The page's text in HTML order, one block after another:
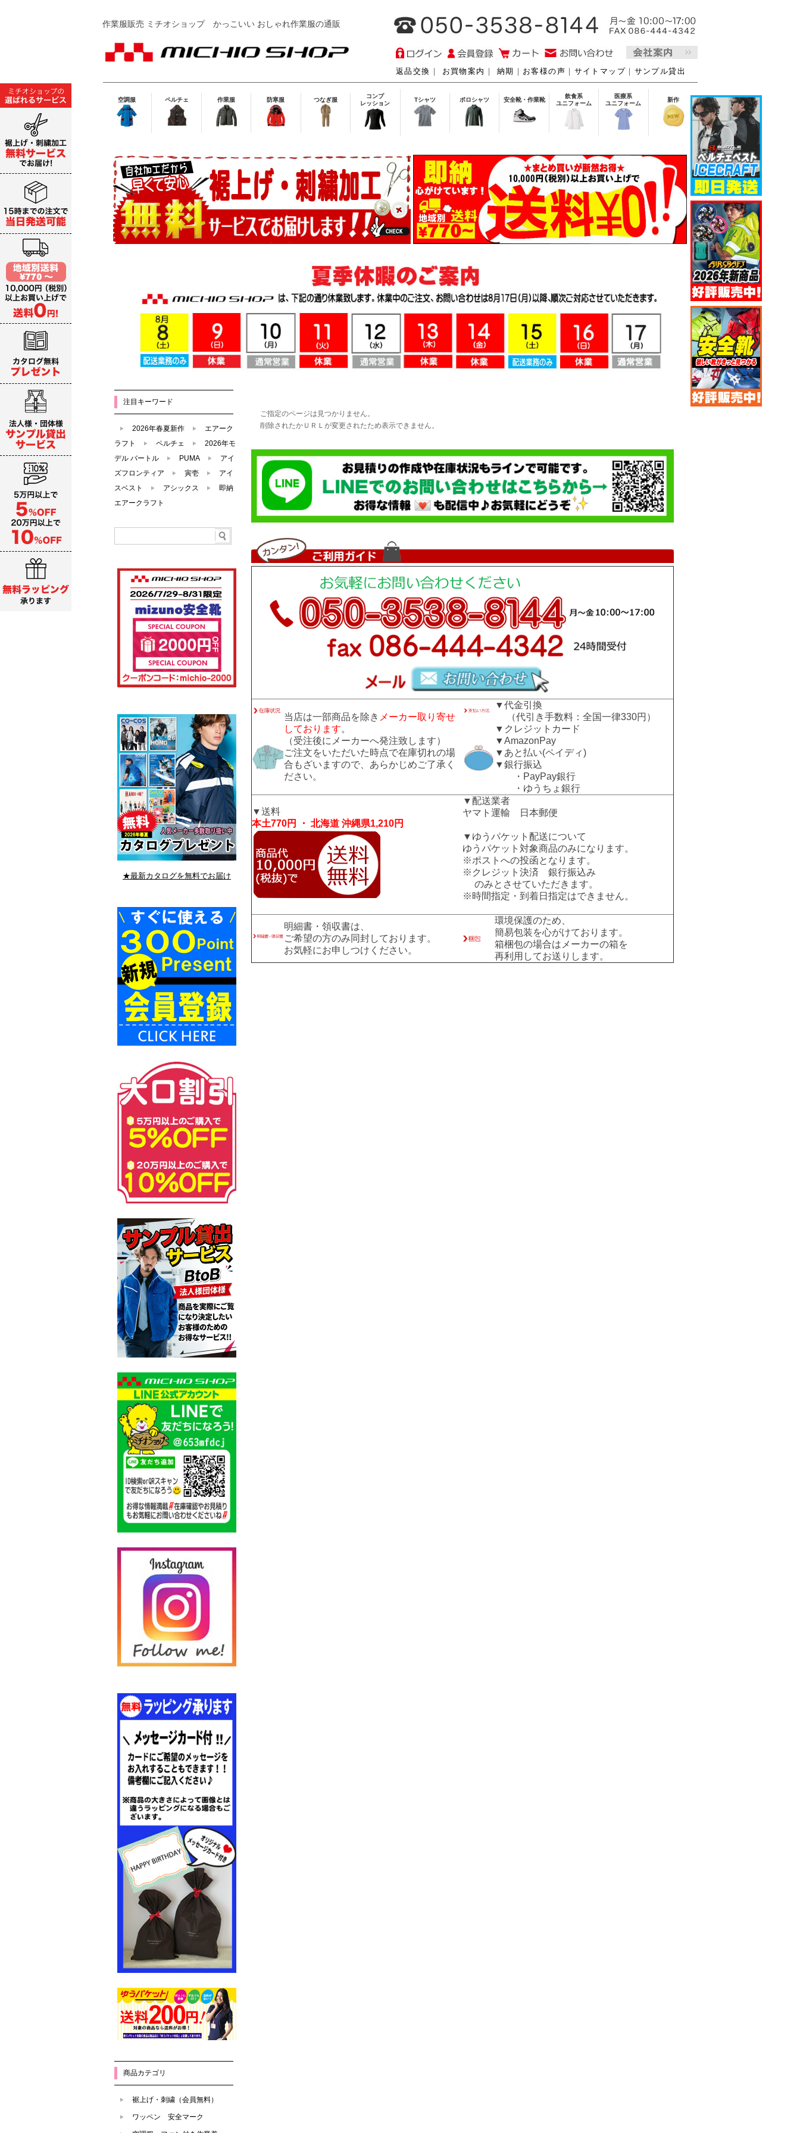
作業服販売 ミチオショップかっこいい おしゃれ作業服の通販
返品交換 ｜ お買物案内 ｜ 納期 ｜ お客様の声 ｜ サイトマップ ｜ サンプル貸出
空調服 ペルチェ 作業服 防寒服 つなぎ服
コンプ
レッション
Tシャツ ポロシャツ 安全靴・作業靴
飲食系
ユニフォーム
医療系
ユニフォーム
新作
ご指定のページは見つかりません。
削除されたかＵＲＬが変更されたため表示できません。
当店は一部商品を除き メーカー取り寄せ
しております。
（受注後にメーカーへ発注致します）
ご注文をいただいた時点で在庫切れの場
合もざいますので、あらかじめご了承く
ださい。
▼代金引換
（代引き手数料：全国一律330円）
▼クレジットカード
▼AmazonPay
▼あと払い(ペイディ)
▼銀行振込
・PayPay銀行
・ゆうちょ銀行
▼送料
本土770円 ・ 北海道 沖縄県1,210円
▼配送業者
ヤマト運輸 日本郵便
▼ゆうパケット配送について
ゆうパケット対象商品のみになります。
※ポストへの投函となります。
※クレジット決済 銀行振込み
のみとさせていただきます。
※時間指定・到着日指定はできません。
明細書・領収書は、
ご希望の方のみ同封しております。
お気軽にお申しつけください。
環境保護のため、
簡易包装を心がけております。
箱梱包の場合はメーカーの箱を
再利用してお送りします。
注目キーワード
2026年春夏新作
エアーク
ラフト
ペルチェ
2026年モ
デル バートル
PUMA
アイ
ズフロンティア
寅壱
アイ
スベスト
アシックス
即納
エアークラフト
★最新カタログを無料でお届け
商品カテゴリ
裾上げ・刺繍（会員無料）
ワッペン 安全マーク